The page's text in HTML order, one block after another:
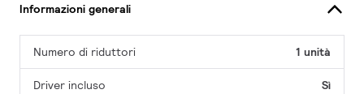
Informazioni generali
Numero di riduttori 1 unità
Driver incluso Sì